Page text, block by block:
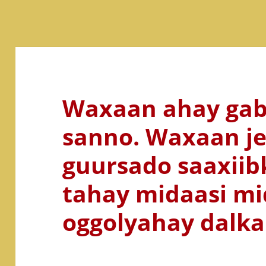
Waxaan ahay
sanno. Waxaan
guursado
tahay midaasi
oggolyahay